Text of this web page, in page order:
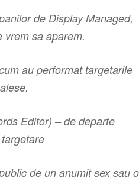
de Display Managed,
vrem sa aparem.
au performat targetarile
Editor) – de departe
de un anumit sex sau o